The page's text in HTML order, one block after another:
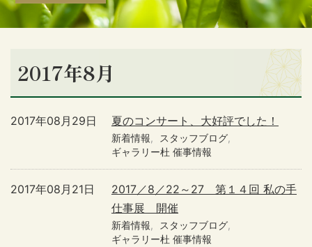
2017年8月
夏のコンサート、大好評でした！
2017年08月29日
新着情報
スタッフブログ
ギャラリー杜 催事情報
2017／8／22～27 第１４回 私の手
仕事展 開催
2017年08月21日
新着情報
スタッフブログ
ギャラリー杜 催事情報